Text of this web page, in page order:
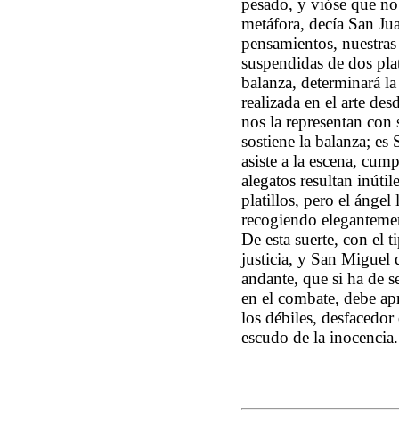
pesado, y vióse que
metáfora, decía San
pensamientos,
suspendidas de dos
balanza, determinará
realizada en el arte
nos la representan
sostiene la balanza;
asiste a la escena,
alegatos resultan
platillos, pero el ángel
recogiendo
De esta suerte, con el
justicia, y San Miguel
andante, que si ha de
en el combate, debe
los débiles,
escudo de la inocencia.